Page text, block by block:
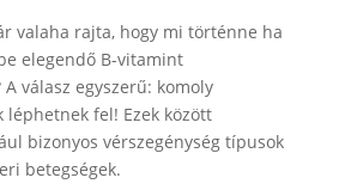
valaha rajta, hogy mi történne ha
elegendő B-vitamint
válasz egyszerű: komoly
léphetnek fel! Ezek között
bizonyos vérszegénység típusok
betegségek.